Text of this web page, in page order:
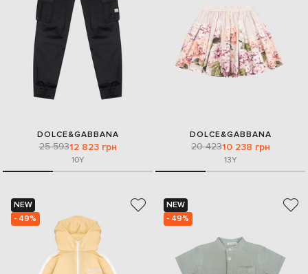
DOLCE&GABBANA
25 59312 823 грн
10Y
DOLCE&GABBANA
20 42310 238 грн
13Y
NEW
- 49%
NEW
- 49%